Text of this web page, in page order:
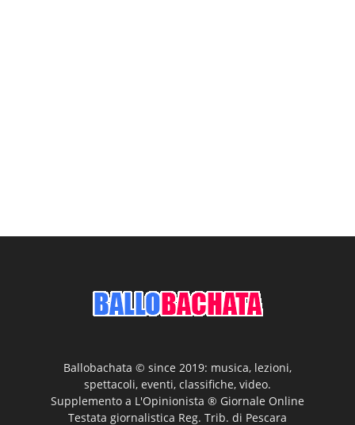
Ballobachata © since 2019: musica, lezioni,
spettacoli, eventi, classifiche, video.
Supplemento a L'Opinionista ® Giornale Online
Testata giornalistica Reg. Trib. di Pescara